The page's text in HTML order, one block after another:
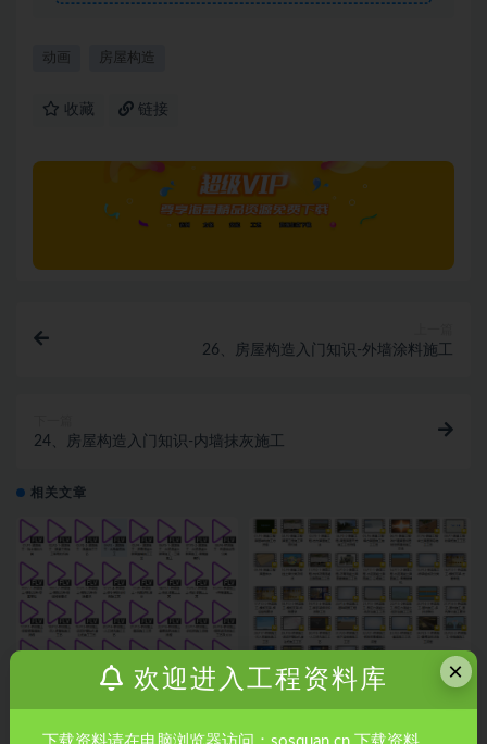
动画 房屋构造
收藏 链接
26、房屋构造入门知识-外墙涂料施工
24、房屋构造入门知识-内墙抹灰施工
相关文章
市政《施工动画》 公路《施工动画》 ×
欢迎进入工程资料库